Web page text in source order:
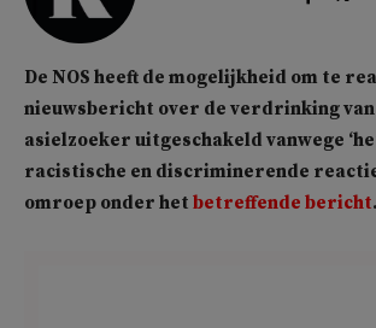
De NOS heeft de mogelijkheid om te
nieuwsbericht over de verdrinking van
asielzoeker uitgeschakeld vanwege
racistische en discriminerende
omroep onder het betreffende bericht.